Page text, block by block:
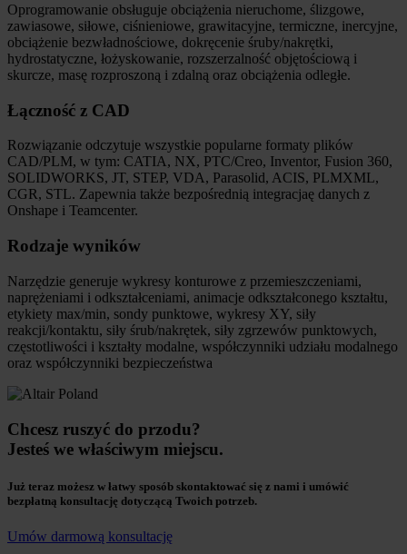
Oprogramowanie obsługuje obciążenia nieruchome, ślizgowe,
zawiasowe, siłowe, ciśnieniowe, grawitacyjne, termiczne, inercyjne,
obciążenie bezwładnościowe, dokręcenie śruby/nakrętki,
hydrostatyczne, łożyskowanie, rozszerzalność objętościową i
skurcze, masę rozproszoną i zdalną oraz obciążenia odległe.
Łączność z CAD
Rozwiązanie odczytuje wszystkie popularne formaty plików
CAD/PLM, w tym: CATIA, NX, PTC/Creo, Inventor, Fusion 360,
SOLIDWORKS, JT, STEP, VDA, Parasolid, ACIS, PLMXML,
CGR, STL. Zapewnia także bezpośrednią integracjaę danych z
Onshape i Teamcenter.
Rodzaje wyników
Narzędzie generuje wykresy konturowe z przemieszczeniami,
naprężeniami i odkształceniami, animacje odkształconego kształtu,
etykiety max/min, sondy punktowe, wykresy XY, siły
reakcji/kontaktu, siły śrub/nakrętek, siły zgrzewów punktowych,
częstotliwości i kształty modalne, współczynniki udziału modalnego
oraz współczynniki bezpieczeństwa
Chcesz ruszyć do przodu?
Jesteś we właściwym miejscu.
Już teraz możesz w łatwy sposób skontaktować się z nami i umówić
bezpłatną konsultację dotyczącą Twoich potrzeb.
Umów darmową konsultację